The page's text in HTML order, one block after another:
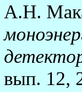
А.Н.
вып. 12,